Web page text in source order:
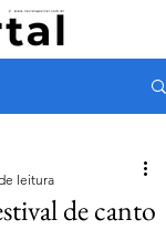
de canto
leitura